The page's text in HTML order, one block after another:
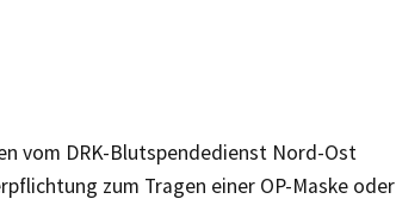
vom DRK-Blutspendedienst Nord-Ost
zum Tragen einer OP-Maske oder